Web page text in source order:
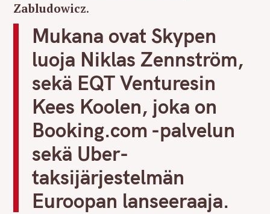
Zabludowicz.
Mukana ovat Skypen
luoja Niklas Zennström,
sekä EQT Venturesin
Kees Koolen, joka on
Booking.com -palvelun
sekä Uber-
taksijärjestelmän
Euroopan lanseeraaja.